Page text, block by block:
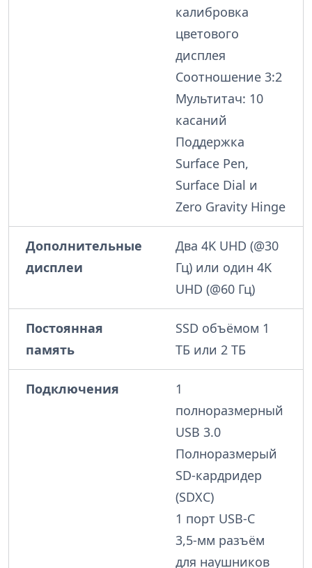
калибровка
цветового
дисплея
Соотношение 3:2
Мультитач: 10
касаний
Поддержка
Surface Pen,
Surface Dial и
Zero Gravity Hinge
Дополнительные
дисплеи
Два 4K UHD (@30
Гц) или один 4K
UHD (@60 Гц)
Постоянная
память
SSD объёмом 1
ТБ или 2 ТБ
Подключения
1
полноразмерный
USB 3.0
Полноразмерый
SD-кардридер
(SDXC)
1 порт USB-C
3,5-мм разъём
для наушников